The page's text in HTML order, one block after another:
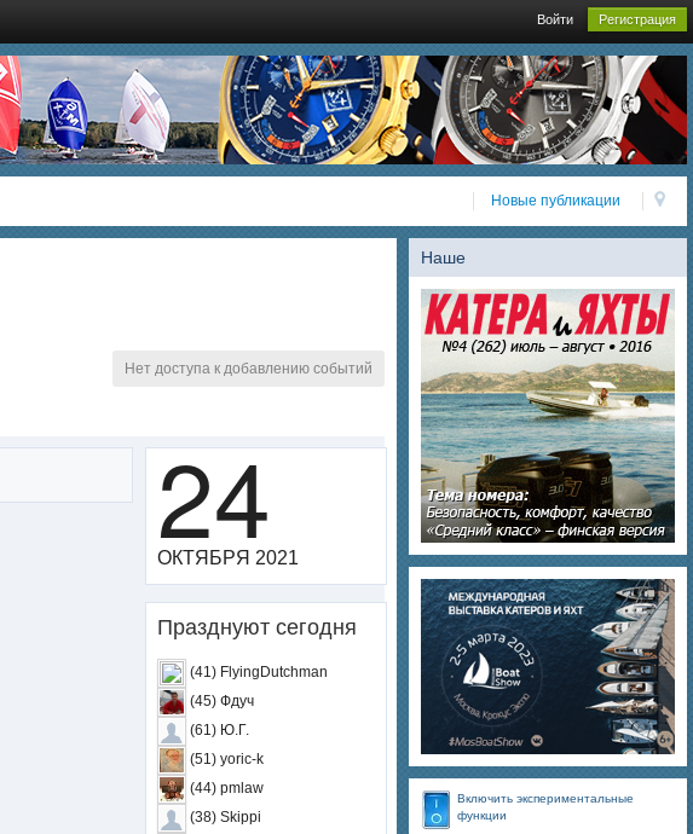
Войти Регистрация
Новые публикации
Наше
Включить экспериментальные
функции
Нет доступа к добавлению событий
24
ОКТЯБРЯ 2021
Празднуют сегодня
(41) FlyingDutchman
(45) Фдуч
(61) Ю.Г.
(51) yoric-k
(44) pmlaw
(38) Skippi